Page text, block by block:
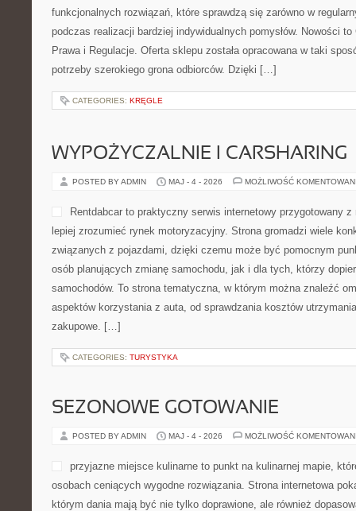
funkcjonalnych rozwiązań, które sprawdzą się zarówno w
podczas realizacji bardziej indywidualnych pomysłów. Nowości
Prawa i Regulacje. Oferta sklepu została opracowana w taki
potrzeby szerokiego grona odbiorców. Dzięki […]
CATEGORIES: KRĘGLE
WYPOŻYCZALNIE I CARSHARING
POSTED BY ADMIN MAJ - 4 - 2026 MOŻLIWOŚĆ
Rentdabcar to praktyczny serwis internetowy przygotowany
lepiej zrozumieć rynek motoryzacyjny. Strona gromadzi wiele
związanych z pojazdami, dzięki czemu może być pomocnym
osób planujących zmianę samochodu, jak i dla tych, którzy
samochodów. To strona tematyczna, w którym można znaleźć
aspektów korzystania z auta, od sprawdzania kosztów
zakupowe. […]
CATEGORIES: TURYSTYKA
SEZONOWE GOTOWANIE
POSTED BY ADMIN MAJ - 4 - 2026 MOŻLIWOŚĆ
przyjazne miejsce kulinarne to punkt na kulinarnej mapie,
osobach ceniących wygodne rozwiązania. Strona internetowa
którym dania mają być nie tylko doprawione, ale również